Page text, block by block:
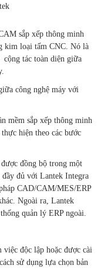
sắp xếp thông minh
kim loại tấm CNC. Nó là
tác toàn diện giữa
công nghệ máy với
mềm sắp xếp thông minh
hiện theo các bước
đồng bộ trong một
đủ với Lantek Integra
CAD/CAM/MES/ERP
Ngoài ra, Lantek
quản lý ERP ngoài.
độc lập hoặc được cài
sử dụng lựa chọn bản